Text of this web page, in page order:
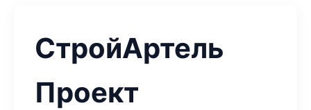
СтройАртель
Проект